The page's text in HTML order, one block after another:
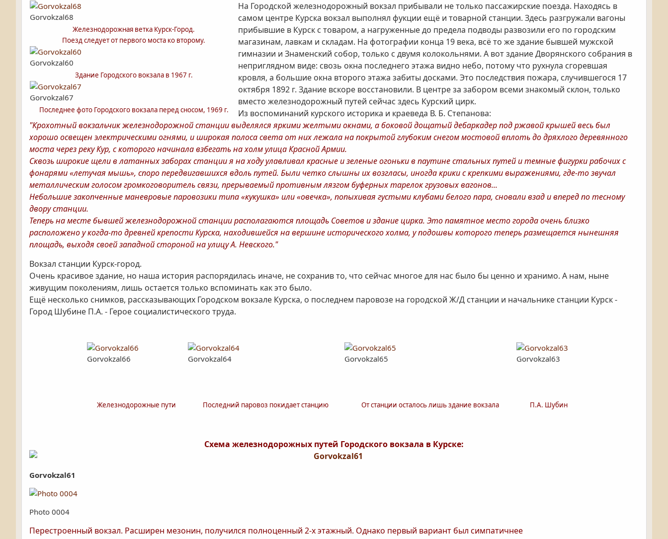
Gorvokzal68
Железнодорожная ветка Курск-Город.
Поезд следует от первого моста ко второму.
Gorvokzal60
Здание Городского вокзала в 1967 г.
Gorvokzal67
Последнее фото Городского вокзала перед сносом, 1969 г.
На Городской железнодорожный вокзал прибывали не только пассажирские поезда. Находясь в
самом центре Курска вокзал выполнял фукции ещё и товарной станции. Здесь разгружали вагоны
прибывшие в Курск с товаром, а нагруженные до предела подводы развозили его по городским
магазинам, лавкам и складам. На фотографии конца 19 века, всё то же здание бывшей мужской
гимназии и Знаменский собор, только с двумя колокольнями. А вот здание Дворянского собрания в
неприглядном виде: свозь окна последнего этажа видно небо, потому что рухнула сгоревшая
кровля, а большие окна второго этажа забиты досками. Это последствия пожара, случившегося 17
октября 1892 г. Здание вскоре восстановили. В центре за забором всеми знакомый склон, только
вместо железнодорожный путей сейчас здесь Курский цирк.
Из воспоминаний курского историка и краеведа В. Б. Степанова:
"Крохотный вокзальчик железнодорожной станции выделялся яркими желтыми окнами, а боковой дощатый дебаркадер под ржавой крышей весь был
хорошо освещен электрическими огнями, и широкая полоса света от них лежала на покрытой глубоким снегом мостовой вплоть до дряхлого деревянного
моста через реку Кур, с которого начинала взбегать на холм улица Красной Армии.
Сквозь широкие щели в латанных заборах станции я на ходу улавливал красные и зеленые огоньки в паутине стальных путей и темные фигурки рабочих с
фонарями «летучая мышь», споро передвигавшихся вдоль путей. Были четко слышны их возгласы, иногда крики с крепкими выражениями, где-то звучал
металлическим голосом громкоговоритель связи, прерываемый противным лязгом буферных тарелок грузовых вагонов...
Небольшие закопченные маневровые паровозики типа «кукушка» или «овечка», попыхивая густыми клубами белого пара, сновали взад и вперед по тесному
двору станции.
Теперь на месте бывшей железнодорожной станции располагаются площадь Советов и здание цирка. Это памятное место города очень близко
расположено у когда-то древней крепости Курска, находившейся на вершине исторического холма, у подошвы которого теперь размещается нынешняя
площадь, выходя своей западной стороной на улицу А. Невского."
Вокзал станции Курск-город.
Очень красивое здание, но наша история распорядилась иначе, не сохранив то, что сейчас многое для нас было бы ценно и хранимо. А нам, ныне
живущим поколениям, лишь остается только вспоминать как это было.
Ещё несколько снимков, рассказывающих Городском вокзале Курска, о последнем паровозе на городской Ж/Д станции и начальнике станции Курск -
Город Шубине П.А. - Герое социалистического труда.
Gorvokzal66 Gorvokzal64 Gorvokzal65 Gorvokzal63
Железнодорожные пути Последний паровоз покидает станцию От станции осталось лишь здание вокзала П.А. Шубин
Схема железнодорожных путей Городского вокзала в Курске:
Gorvokzal61
Photo 0004
Перестроенный вокзал. Расширен мезонин, получился полноценный 2-х этажный. Однако первый вариант был симпатичнее